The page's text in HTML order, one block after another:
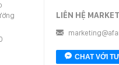
LIÊN HỆ
CHAT VỚI